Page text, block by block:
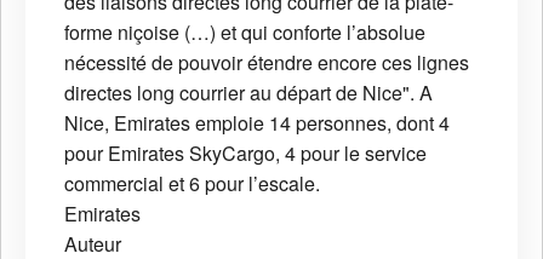
forme niçoise (…) et qui conforte l’absolue
nécessité de pouvoir étendre encore ces lignes
directes long courrier au départ de Nice". A
Nice, Emirates emploie 14 personnes, dont 4
pour Emirates SkyCargo, 4 pour le service
commercial et 6 pour l’escale.
Emirates
Auteur